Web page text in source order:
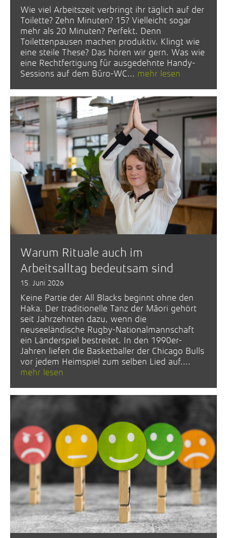
Wie viel Arbeitszeit verbringt ihr täglich auf der
Toilette? Zehn Minuten? 15? Vielleicht sogar
mehr als 20 Minuten? Perfekt. Denn
Toilettenpausen machen produktiv. Klingt wie
eine steile These? Das hören wir gern. Was wie
eine Rechtfertigung für ausgedehnte Handy-
Sessions auf dem Büro-WC... mehr lesen
Warum Rituale auch im
Arbeitsalltag bedeutsam sind
15. Juni 2026
Keine Partie der All Blacks beginnt ohne den
Haka. Der traditionelle Tanz der Māori gehört
seit Jahrzehnten dazu, wenn die
neuseeländische Rugby-Nationalmannschaft
ein Länderspiel bestreitet. In den 1990er-
Jahren liefen die Basketballer der Chicago Bulls
vor jedem Heimspiel zum selben Lied auf....
mehr lesen